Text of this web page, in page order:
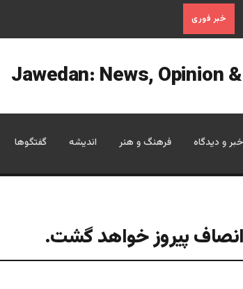
خبر فوری
خبر و دیدگاه فرهنگ و هنر اندیشه گفتگوها
پیروز خواهد گشت.